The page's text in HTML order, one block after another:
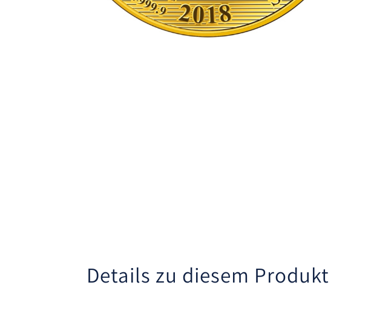
Details zu diesem Produkt